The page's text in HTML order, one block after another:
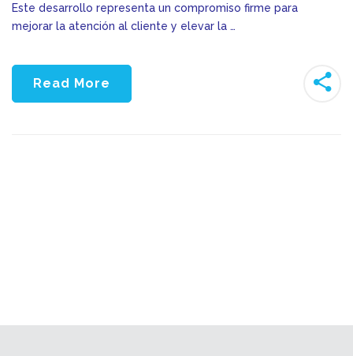
Este desarrollo representa un compromiso firme para
mejorar la atención al cliente y elevar la …
Read More